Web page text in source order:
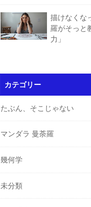
描けなくな
羅がそっと
力」
カテゴリー
たぶん、そこじゃない
マンダラ 曼荼羅
幾何学
未分類